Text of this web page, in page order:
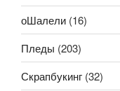
оШалели (16)
Пледы (203)
Скрапбукинг (32)